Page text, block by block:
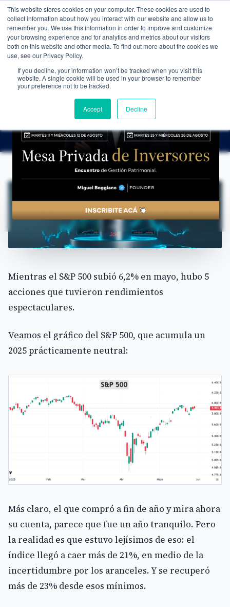
This website stores cookies on your computer. These cookies are used to
collect information about how you interact with our website and allow us to
remember you. We use this information in order to improve and customize
your browsing experience and for analytics and metrics about our visitors
both on this website and other media. To find out more about the cookies we
use, see our Privacy Policy.
If you decline, your information won’t be tracked when you visit this
website. A single cookie will be used in your browser to remember
your preference not to be tracked.
Accept Decline
WEALTH MANAGEMENT CDI MEMBRESÍA
NOTICIAS →
LA MIRADA DE NUESTROS EXPERTOS
Las 5 acciones de EEUU que más subieron
Mientras el S&P 500 subió 6,2% en mayo, hubo 5
acciones que tuvieron rendimientos
espectaculares.
Veamos el gráfico del S&P 500, que acumula un
2025 prácticamente neutral:
Más claro, el que compró a fin de año y mira ahora
su cuenta, parece que fue un año tranquilo. Pero
la realidad es que estuvo lejísimos de eso: el
índice llegó a caer más de 21%, en medio de la
incertidumbre por los aranceles. Y se recuperó
más de 23% desde esos mínimos.